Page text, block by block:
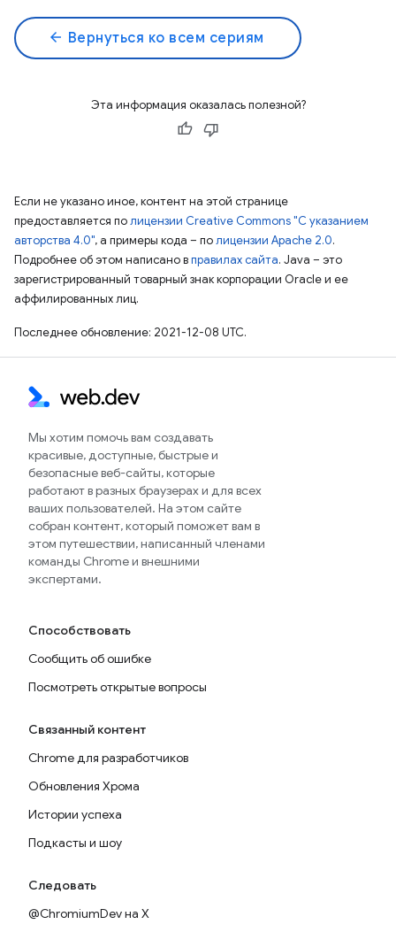
arrow_back Вернуться ко всем сериям
Эта информация оказалась полезной?
Если не указано иное, контент на этой странице
предоставляется полицензии Creative Commons "С указанием
авторства 4.0", а примеры кода – полицензии Apache 2.0.
Подробнее об этом написано вправилах сайта. Java – это
зарегистрированный товарный знак корпорации Oracle и ее
аффилированных лиц.
Последнее обновление: 2021-12-08 UTC.
Мы хотим помочь вам создавать
красивые, доступные, быстрые и
безопасные веб-сайты, которые
работают в разных браузерах и для всех
ваших пользователей. На этом сайте
собран контент, который поможет вам в
этом путешествии, написанный членами
команды Chrome и внешними
экспертами.
Способствовать
Сообщить об ошибке
Посмотреть открытые вопросы
Связанный контент
Chrome для разработчиков
Обновления Хрома
Истории успеха
Подкасты и шоу
Следовать
@ChromiumDev на X